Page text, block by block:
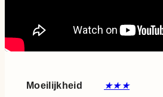
Moeilijkheid ★★★